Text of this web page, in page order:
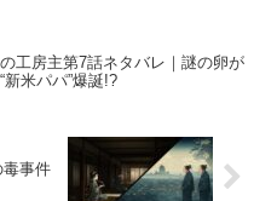
工房主第7話ネタバレ｜謎の卵が
新米パパ”爆誕!?
毒事件